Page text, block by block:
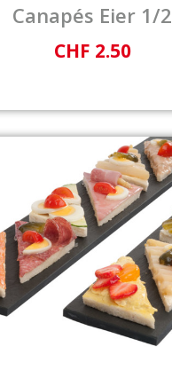
Canapés Eier 1/2
CHF 2.50